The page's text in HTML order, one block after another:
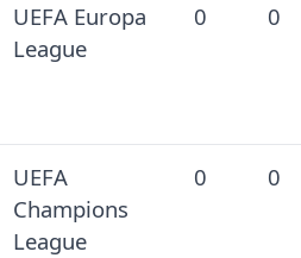
UEFA Europa
League
0 0
UEFA
Champions
League
0 0